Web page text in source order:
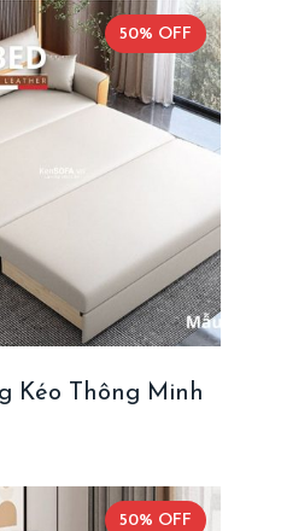
50% OFF
Kéo Thông Minh
50% OFF